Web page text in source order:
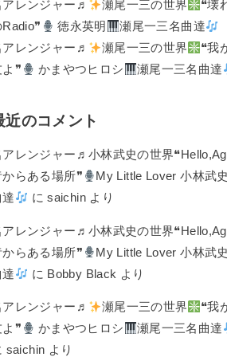
アレンジャー♬ 瀬尾一三の世界
❝壊
Radio❞
徳永英明
瀬尾一三名曲達
アレンジャー♬
瀬尾一三の世界
❝我
よ❞
かまやつヒロシ 瀬尾一三名曲達
近のコメント
アレンジャー♬ 小林武史の世界
からある場所❞
My Little Lover 小林武
にsaichinより
アレンジャー♬ 小林武史の世界
からある場所❞
My Little Lover 小林武
に Bobby Black より
アレンジャー♬ 瀬尾一三の世界
❝我
よ❞
かまやつヒロシ 瀬尾一三名曲達
saichin より